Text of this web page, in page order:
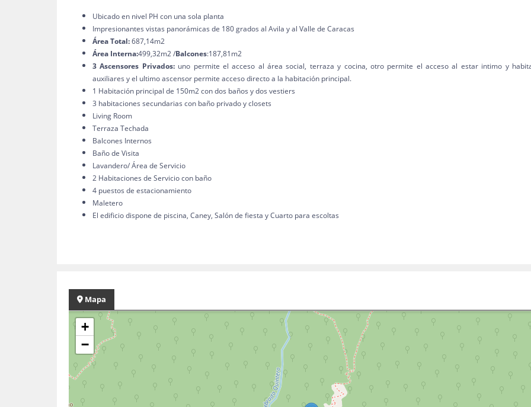
Ubicado en nivel PH con una sola planta
Impresionantes vistas panorámicas de 180 grados al Avila y al Valle de Caracas
Área Total:687,14m2
Área Interna:499,32m2 /Balcones:187,81m2
3 Ascensores Privados: uno permite el acceso al área social, terraza y cocina, otro permite el acceso al estar intimo y
auxiliares y el ultimo ascensor permite acceso directo a la habitación principal.
1 Habitación principal de 150m2 con dos baños y dos vestiers
3 habitaciones secundarias con baño privado y closets
Living Room
Terraza Techada
Balcones Internos
Baño de Visita
Lavandero/ Área de Servicio
2 Habitaciones de Servicio con baño
4 puestos de estacionamiento
Maletero
El edificio dispone de piscina, Caney, Salón de fiesta y Cuarto para escoltas
Mapa
+
−